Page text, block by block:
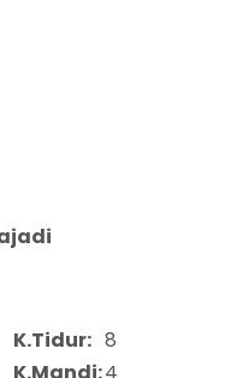
K.Tidur: 8
K.Mandi:4